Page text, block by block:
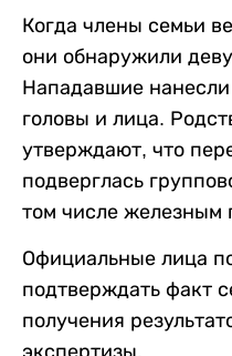
Когда члены семьи
они обнаружили
Нападавшие
головы и лица.
утверждают, что
подверглась
том числе железным
Официальные лица
подтверждать факт
получения